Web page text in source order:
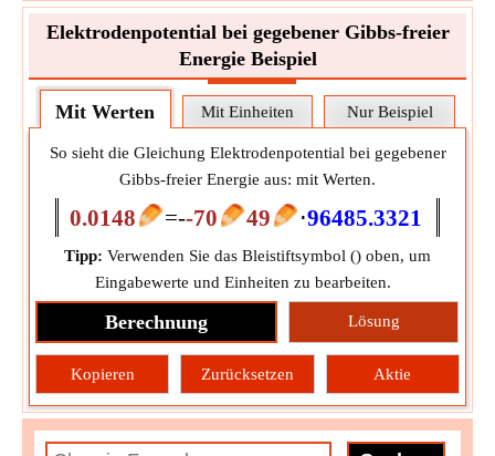
Elektrodenpotential bei gegebener Gibbs-freier
Energie Beispiel
Mit Werten Mit Einheiten Nur Beispiel
So sieht die Gleichung Elektrodenpotential bei gegebener
Gibbs-freier Energie aus: mit Werten.
0.0148 =--70 49 ⋅96485.3321
Tipp: Verwenden Sie das Bleistiftsymbol () oben, um
Eingabewerte und Einheiten zu bearbeiten.
Berechnung Lösung
Kopieren Zurücksetzen Aktie